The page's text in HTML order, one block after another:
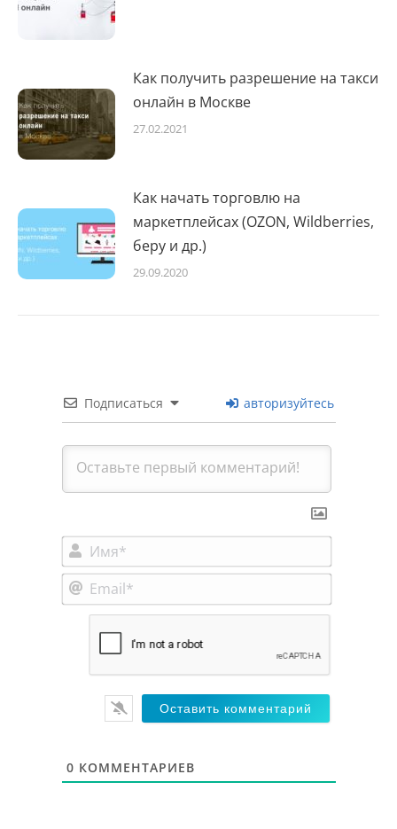
Как получить разрешение на такси
онлайн в Москве
27.02.2021
Как начать торговлю на
маркетплейсах (OZON, Wildberries,
беру и др.)
29.09.2020
Подписаться авторизуйтесь
0 КОММЕНТАРИЕВ